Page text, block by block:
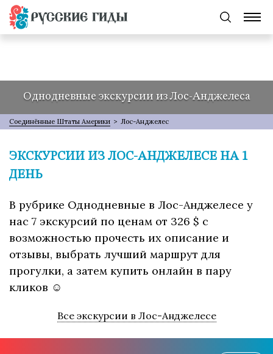
Однодневные экскурсии из Лос-Анджелеса
Соединённые Штаты Америки > Лос-Анджелес
ЭКСКУРСИИ ИЗ ЛОС-АНДЖЕЛЕСЕ НА 1
ДЕНЬ
В рубрике Однодневные в Лос-Анджелесе у
нас 7 экскурсий по ценам от 326 $ с
возможностью прочесть их описание и
отзывы, выбрать лучший маршрут для
прогулки, а затем купить онлайн в пару
кликов ☺
Все экскурсии в Лос-Анджелесе